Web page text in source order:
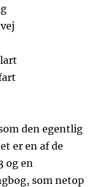
den egentlig
er en af de
og en
som netop